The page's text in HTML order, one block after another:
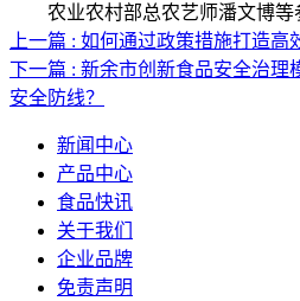
农业农村部总农艺师潘文博等
上一篇 : 如何通过政策措施打造高
下一篇 : 新余市创新食品安全治理
安全防线？
新闻中心
产品中心
食品快讯
关于我们
企业品牌
免责声明